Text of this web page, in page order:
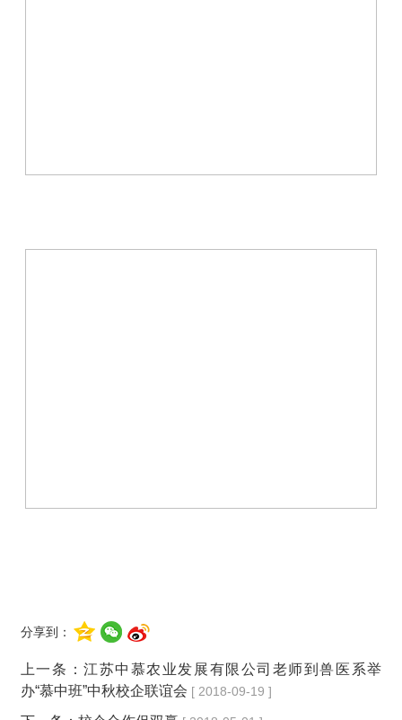
分享到：
上一条：江苏中慕农业发展有限公司老师到兽医系举
办“慕中班”中秋校企联谊会 [ 2018-09-19 ]